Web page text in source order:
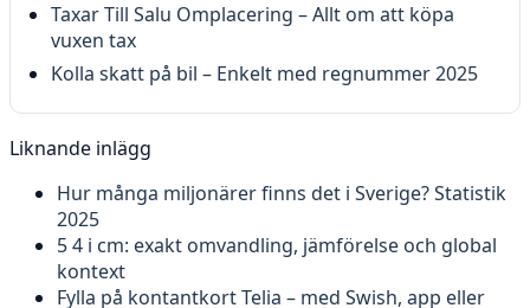
Taxar Till Salu Omplacering – Allt om att köpa
vuxen tax
Kolla skatt på bil – Enkelt med regnummer 2025
Liknande inlägg
Hur många miljonärer finns det i Sverige? Statistik
2025
5 4 i cm: exakt omvandling, jämförelse och global
kontext
Fylla på kontantkort Telia – med Swish, app eller